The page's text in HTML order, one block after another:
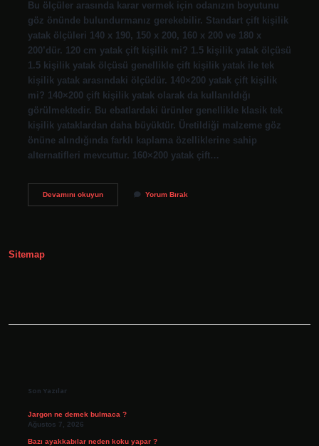
Bu ölçüler arasında karar vermek için odanızın boyutunu
göz önünde bulundurmanız gerekebilir. Standart çift kişilik
yatak ölçüleri 140 x 190, 150 x 200, 160 x 200 ve 180 x
200’dür. 120 cm yatak çift kişilik mi? 1.5 kişilik yatak ölçüsü
1.5 kişilik yatak ölçüsü genellikle çift kişilik yatak ile tek
kişilik yatak arasındaki ölçüdür. 140×200 yatak çift kişilik
mi? 140×200 çift kişilik yatak olarak da kullanıldığı
görülmektedir. Bu ebatlardaki ürünler genellikle klasik tek
kişilik yataklardan daha büyüktür. Üretildiği malzeme göz
önüne alındığında farklı kaplama özelliklerine sahip
alternatifleri mevcuttur. 160×200 yatak çift…
Devamını okuyunÇift
Yorum Bırak
Sitemap
Son Yazılar
Jargon ne demek bulmaca ?
Ağustos 7, 2026
Bazı ayakkabılar neden koku yapar ?